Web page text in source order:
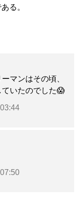
る。
マンはその頃、
いたのでした😱